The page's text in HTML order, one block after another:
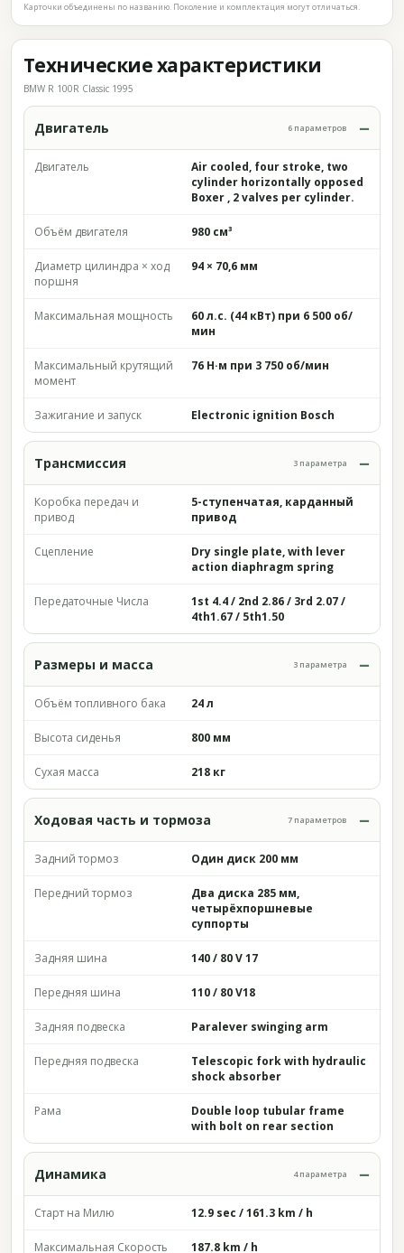
Карточки объединены по названию. Поколение и комплектация могут отличаться.
Технические характеристики
BMW R 100R Classic 1995
Двигатель 6 параметров
Двигатель
Air cooled, four stroke, two
cylinder horizontally opposed
Boxer , 2 valves per cylinder.
Объём двигателя 980 см³
Диаметр цилиндра × ход
поршня
94 × 70,6 мм
Максимальная мощность
60 л.с. (44 кВт) при 6 500 об/
мин
Максимальный крутящий
момент
76 Н·м при 3 750 об/мин
Зажигание и запуск Electronic ignition Bosch
Трансмиссия 3 параметра
Коробка передач и
привод
5-ступенчатая, карданный
привод
Сцепление
Dry single plate, with lever
action diaphragm spring
Передаточные Числа
1st 4.4 / 2nd 2.86 / 3rd 2.07 /
4th1.67 / 5th1.50
Размеры и масса 3 параметра
Объём топливного бака 24 л
Высота сиденья 800 мм
Сухая масса 218 кг
Ходовая часть и тормоза 7 параметров
Задний тормоз Один диск 200 мм
Передний тормоз
Два диска 285 мм,
четырёхпоршневые
суппорты
Задняя шина 140 / 80 V 17
Передняя шина 110 / 80 V18
Задняя подвеска Paralever swinging arm
Передняя подвеска
Telescopic fork with hydraulic
shock absorber
Рама
Double loop tubular frame
with bolt on rear section
Динамика 4 параметра
Старт на Милю 12.9 sec / 161.3 km / h
Максимальная Скорость 187.8 km / h